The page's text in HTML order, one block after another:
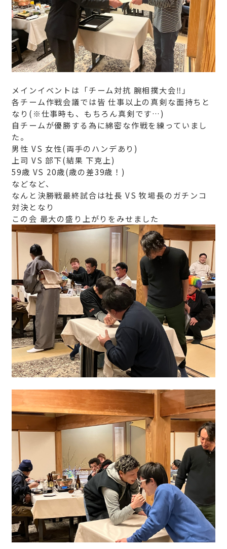
メインイベントは「チーム対抗 腕相撲大会‼」
各チーム作戦会議では皆 仕事以上の真剣な面持ちと
なり(※仕事時も、もちろん真剣です…)
自チームが優勝する為に綿密な作戦を練っていまし
た。
男性 VS 女性(両手のハンデあり)
上司 VS 部下(結果 下克上)
59歳 VS 20歳(歳の差39歳！)
などなど、
なんと決勝戦最終試合は社長 VS 牧場長のガチンコ
対決となり
この会 最大の盛り上がりをみせました